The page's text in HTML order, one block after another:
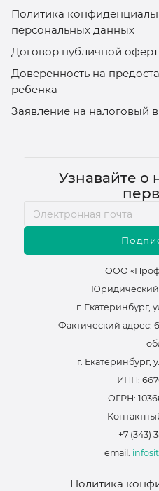
Политика
персональных данных
Договор публичной
Доверенность на
ребенка
Заявление на налоговый
Узнавайте о
ООО
Юридический
г. Екатеринбург,
Фактический адрес:
г. Екатеринбург,
ИНН:
ОГРН:
+7 (343)
email:
Политика